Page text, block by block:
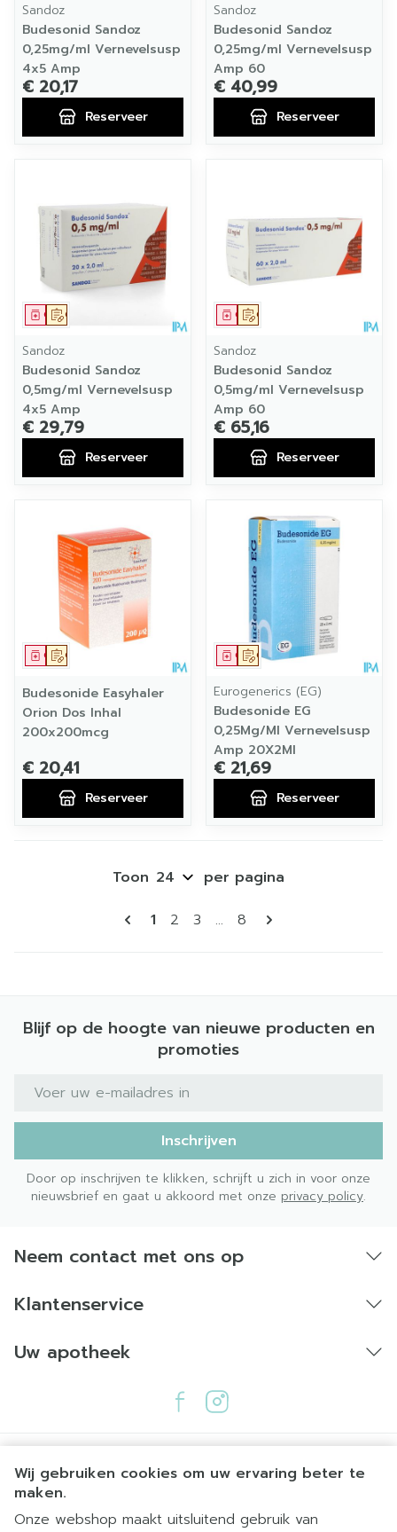
Wij gebruiken cookies om uw ervaring beter te
maken.
Onze webshop maakt uitsluitend gebruik van
Sandoz
Budesonid Sandoz
0,25mg/ml Vernevelsusp
4x5 Amp
€ 20,17
Reserveer
Sandoz
Budesonid Sandoz
0,25mg/ml Vernevelsusp
Amp 60
€ 40,99
Reserveer
Op voorschrift
Geneesmiddel
Sandoz
Budesonid Sandoz
0,5mg/ml Vernevelsusp
4x5 Amp
€ 29,79
Reserveer
Op voorschrift
Geneesmiddel
Sandoz
Budesonid Sandoz
0,5mg/ml Vernevelsusp
Amp 60
€ 65,16
Reserveer
Op voorschrift
Geneesmiddel
Budesonide Easyhaler
Orion Dos Inhal
200x200mcg
€ 20,41
Reserveer
Op voorschrift
Geneesmiddel
Eurogenerics (EG)
Budesonide EG
0,25Mg/Ml Vernevelsusp
Amp 20X2Ml
€ 21,69
Reserveer
Pagina's
U lees momenteel pagina
1 Pagina
2 Pagina
3 ... Pagina
8
Toon per pagina
Blijf op de hoogte van nieuwe producten en
promoties
E-mail adres
Inschrijven
Door op inschrijven te klikken, schrijft u zich in voor onze
nieuwsbrief en gaat u akkoord met onze privacy policy.
Neem contact met ons op
Klantenservice
Uw apotheek